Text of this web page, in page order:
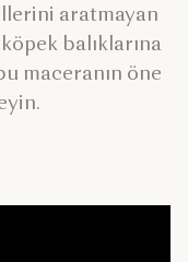
aratmayan
balıklarına
maceranın öne